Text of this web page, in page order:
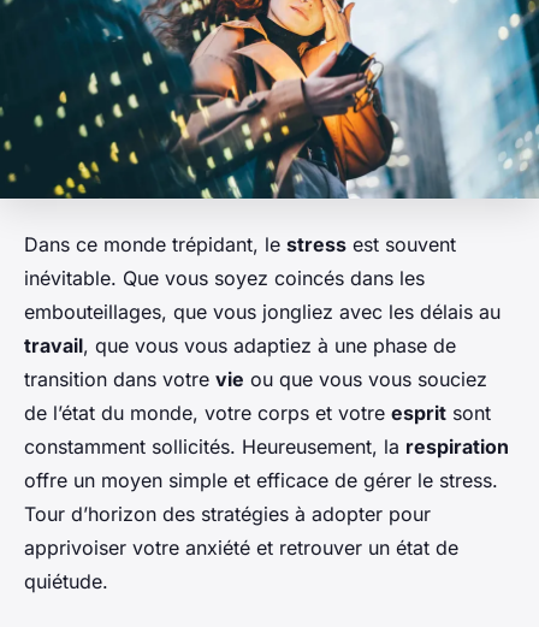
Dans ce monde trépidant, le stress est souvent
inévitable. Que vous soyez coincés dans les
embouteillages, que vous jongliez avec les délais au
travail, que vous vous adaptiez à une phase de
transition dans votre vie ou que vous vous souciez
de l’état du monde, votre corps et votre esprit sont
constamment sollicités. Heureusement, la respiration
offre un moyen simple et efficace de gérer le stress.
Tour d’horizon des stratégies à adopter pour
apprivoiser votre anxiété et retrouver un état de
quiétude.